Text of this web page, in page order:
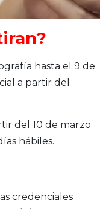
hasta el 9 de
a partir del
del 10 de marzo
hábiles.
credenciales